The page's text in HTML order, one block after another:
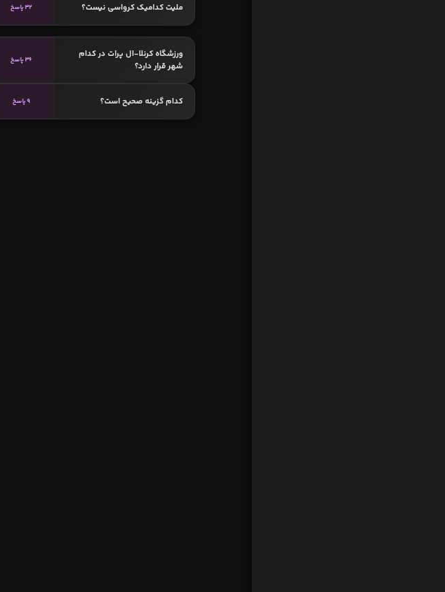
ملیت کدامیک کرواسی نیست؟ 32 پاسخ
ورزشگاه کرنلا-ال پرات در کدام
شهر قرار دارد؟
36 پاسخ
کدام گزینه صحیح است؟ 9 پاسخ